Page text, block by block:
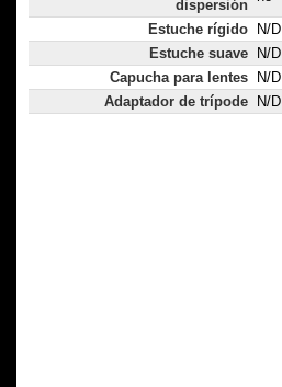
dispersión
Estuche rígido
N/D
Estuche suave
N/D
Capucha para lentes
N/D
Adaptador de trípode
N/D